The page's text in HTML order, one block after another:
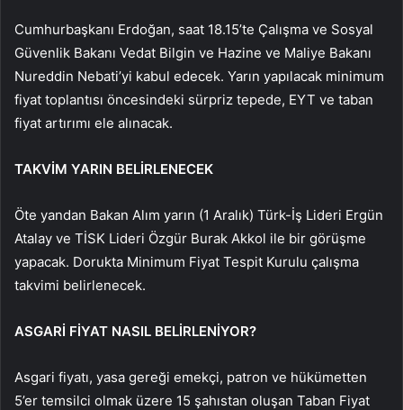
Cumhurbaşkanı Erdoğan, saat 18.15’te Çalışma ve Sosyal
Güvenlik Bakanı Vedat Bilgin ve Hazine ve Maliye Bakanı
Nureddin Nebati’yi kabul edecek. Yarın yapılacak minimum
fiyat toplantısı öncesindeki sürpriz tepede, EYT ve taban
fiyat artırımı ele alınacak.
TAKVİM YARIN BELİRLENECEK
Öte yandan Bakan Alım yarın (1 Aralık) Türk-İş Lideri Ergün
Atalay ve TİSK Lideri Özgür Burak Akkol ile bir görüşme
yapacak. Dorukta Minimum Fiyat Tespit Kurulu çalışma
takvimi belirlenecek.
ASGARİ FİYAT NASIL BELİRLENİYOR?
Asgari fiyatı, yasa gereği emekçi, patron ve hükümetten
5’er temsilci olmak üzere 15 şahıstan oluşan Taban Fiyat